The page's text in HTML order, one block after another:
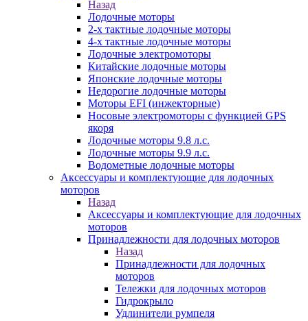
Назад
Лодочные моторы
2-х тактные лодочные моторы
4-х тактные лодочные моторы
Лодочные электромоторы
Китайские лодочные моторы
Японские лодочные моторы
Недорогие лодочные моторы
Моторы EFI (инжекторные)
Носовые электромоторы с функцией GPS
якоря
Лодочные моторы 9.8 л.с.
Лодочные моторы 9.9 л.с.
Водометные лодочные моторы
Аксессуары и комплектующие для лодочных
моторов
Назад
Аксессуары и комплектующие для лодочных
моторов
Принадлежности для лодочных моторов
Назад
Принадлежности для лодочных
моторов
Тележки для лодочных моторов
Гидрокрыло
Удлинители румпеля